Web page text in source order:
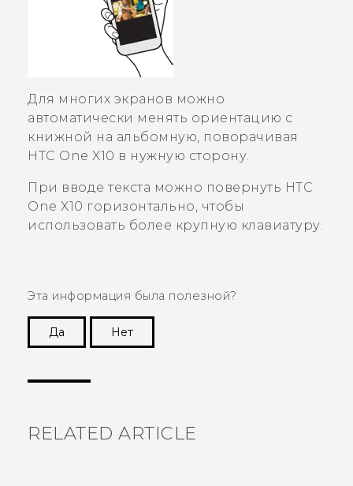
Для многих экранов можно
автоматически менять ориентацию с
книжной на альбомную, поворачивая
HTC One X10 в нужную сторону.
При вводе текста можно повернуть HTC
One X10 горизонтально, чтобы
использовать более крупную клавиатуру.
Эта информация была полезной?
Да
Нет
RELATED ARTICLE